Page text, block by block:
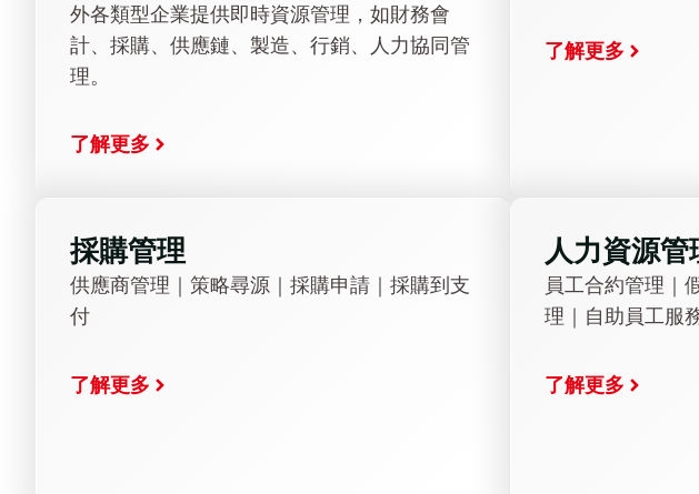
外各類型企業提供即時資源管理，如財務會
計、採購、供應鏈、製造、行銷、人力協同管
理。
了解更多
了解更多
採購管理
供應商管理｜策略尋源｜採購申請｜採購到支
付
了解更多
人力資源管
員工合約管理｜
理｜自助員工服
了解更多